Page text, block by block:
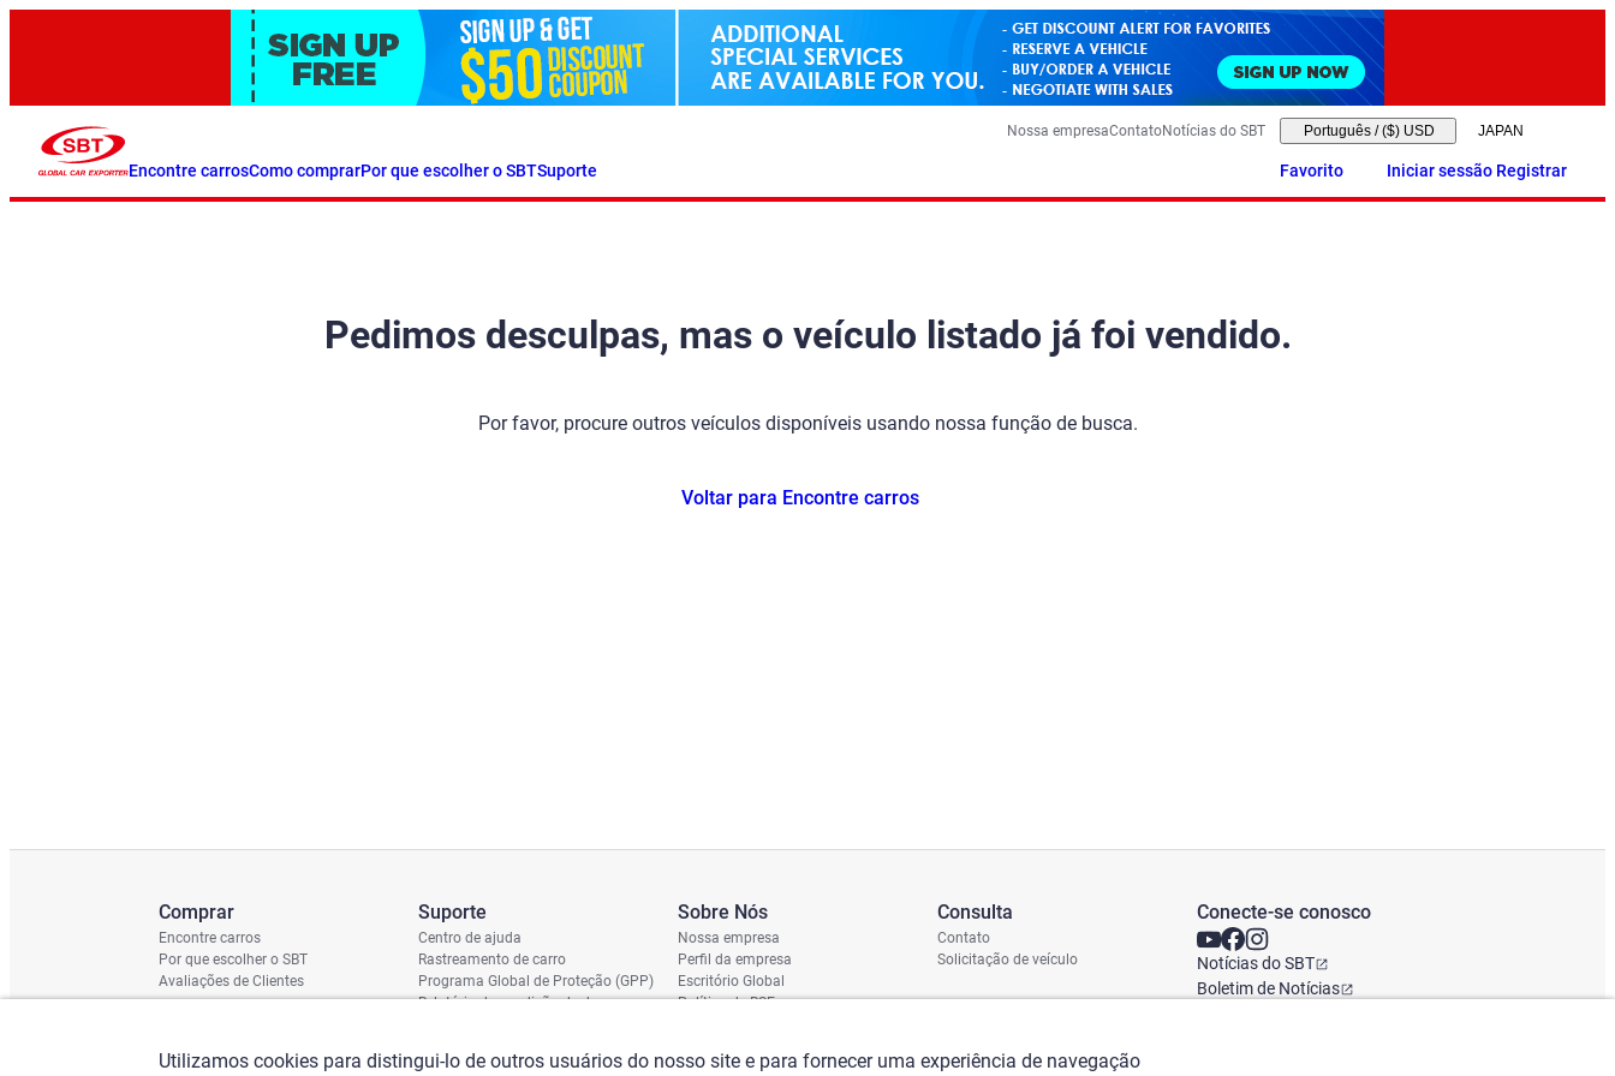
Encontre carrosComo comprarPor que escolher o SBTSuporte
Nossa empresaContatoNotícias do SBT Português / ($) USD
Favorito Iniciar sessão Registrar
Pedimos desculpas, mas o veículo listado já foi vendido.
Por favor, procure outros veículos disponíveis usando nossa função de busca.
Voltar para Encontre carros
Comprar
Encontre carros
Por que escolher o SBT
Avaliações de Clientes
Suporte
Centro de ajuda
Rastreamento de carro
Programa Global de Proteção (GPP)
Relatório de condição de dano
Sobre Nós
Nossa empresa
Perfil da empresa
Escritório Global
Política de RSE
Consulta
Contato
Solicitação de veículo
Conecte-se conosco
Notícias do SBT
Boletim de Notícias
Utilizamos cookies para distingui-lo de outros usuários do nosso site e para fornecer uma experiência de navegação